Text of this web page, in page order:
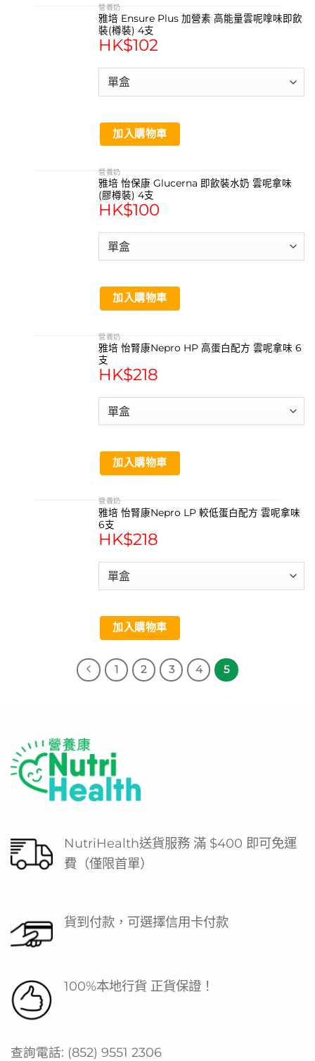
營養奶
雅培 Ensure Plus 加營素 高能量雲呢嗱味即飲
裝(樽裝) 4支
HK$102
加入購物車
營養奶
雅培 怡保康 Glucerna 即飲裝水奶 雲呢拿味
(膠樽裝) 4支
HK$100
加入購物車
營養奶
雅培 怡腎康Nepro HP 高蛋白配方 雲呢拿味 6
支
HK$218
加入購物車
營養奶
雅培 怡腎康Nepro LP 較低蛋白配方 雲呢拿味
6支
HK$218
加入購物車
1 2 3 4 5
NutriHealth送貨服務 滿 $400 即可免運
費（僅限首單）
貨到付款，可選擇信用卡付款
100%本地行貨 正貨保證！
查詢電話: (852) 9551 2306